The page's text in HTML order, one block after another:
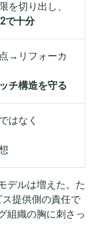
を切り出し、
で十分
→リフォーカ
チ構造を守る
はなく
デルは増えた。た
提供側の責任で
織の胸に刺さっ